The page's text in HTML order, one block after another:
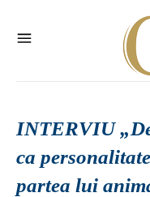
INTERVIU
ca
partea lui